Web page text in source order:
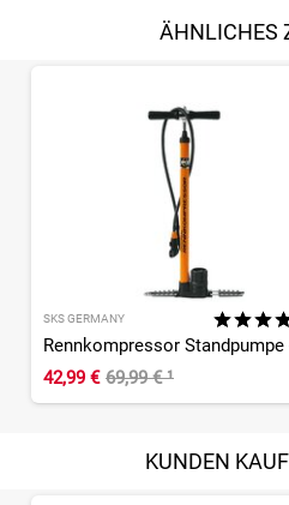
ÄHNLICHES
SKS GERMANY
42,99 € 69,99 €¹
KUNDEN